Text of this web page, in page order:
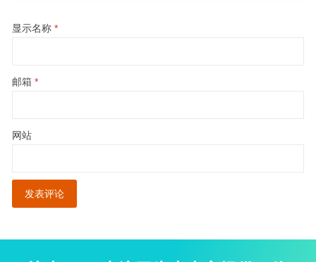
显示名称 *
邮箱 *
网站